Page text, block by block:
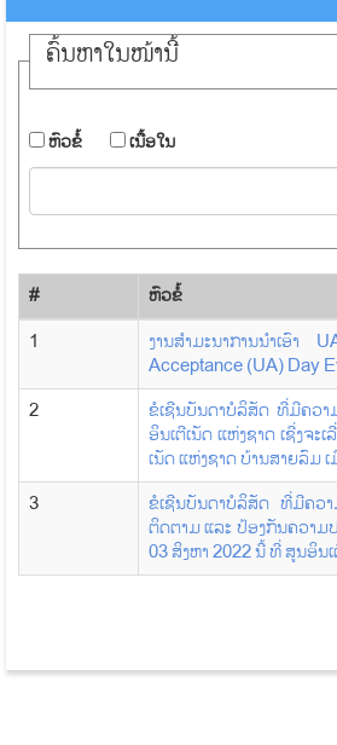
ຄົ້ນ​ຫາ​ໃນ​ໜ້ານີ້
​ຫົວ​ຂໍ້ ​ເນື້ອ​ໃນ
# ​ຫົວ​ຂໍ້
1
ງານສຳມະນາການນໍາເອົາ
Acceptance (UA) Day
2
ຂໍເຊີນບັນດາບໍລິສັດ ທີ່ມີຄວາ
ອິນເຕີເນັດ ແຫ່ງຊາດ ເຊີ່ງຈ
ເນັດ ແຫ່ງຊາດ ບ້ານສາຍລົມ
3
ຂໍເຊີນບັນດາບໍລິສັດ ທີ່ມີຄວ
ຕິດຕາມ ແລະ ປ້ອງກັນຄວາມ
03 ສິງຫາ 2022 ນີ້ ທີ່ ສູນອິນ